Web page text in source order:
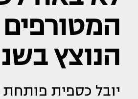
הנוצץ
יובל כספית